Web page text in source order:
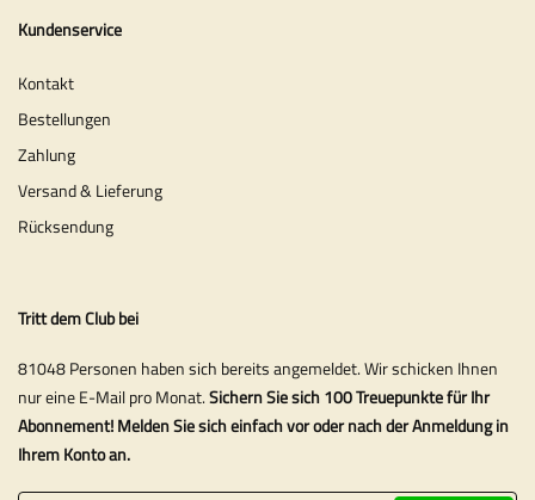
Kundenservice
Kontakt
Bestellungen
Zahlung
Versand & Lieferung
Rücksendung
Tritt dem Club bei
81048 Personen haben sich bereits angemeldet. Wir schicken Ihnen
nur eine E-Mail pro Monat.Sichern Sie sich 100 Treuepunkte für Ihr
Abonnement! Melden Sie sich einfach vor oder nach der Anmeldung in
Ihrem Konto an.